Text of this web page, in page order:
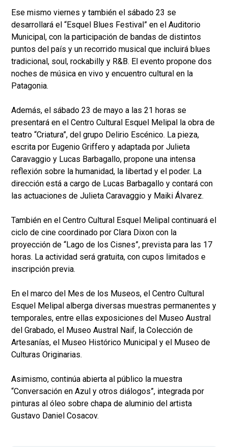
Ese mismo viernes y también el sábado 23 se
desarrollará el “Esquel Blues Festival” en el Auditorio
Municipal, con la participación de bandas de distintos
puntos del país y un recorrido musical que incluirá blues
tradicional, soul, rockabilly y R&B. El evento propone dos
noches de música en vivo y encuentro cultural en la
Patagonia.
Además, el sábado 23 de mayo a las 21 horas se
presentará en el Centro Cultural Esquel Melipal la obra de
teatro “Criatura”, del grupo Delirio Escénico. La pieza,
escrita por Eugenio Griffero y adaptada por Julieta
Caravaggio y Lucas Barbagallo, propone una intensa
reflexión sobre la humanidad, la libertad y el poder. La
dirección está a cargo de Lucas Barbagallo y contará con
las actuaciones de Julieta Caravaggio y Maiki Álvarez.
También en el Centro Cultural Esquel Melipal continuará el
ciclo de cine coordinado por Clara Dixon con la
proyección de “Lago de los Cisnes”, prevista para las 17
horas. La actividad será gratuita, con cupos limitados e
inscripción previa.
En el marco del Mes de los Museos, el Centro Cultural
Esquel Melipal alberga diversas muestras permanentes y
temporales, entre ellas exposiciones del Museo Austral
del Grabado, el Museo Austral Naif, la Colección de
Artesanías, el Museo Histórico Municipal y el Museo de
Culturas Originarias.
Asimismo, continúa abierta al público la muestra
“Conversación en Azul y otros diálogos”, integrada por
pinturas al óleo sobre chapa de aluminio del artista
Gustavo Daniel Cosacov.